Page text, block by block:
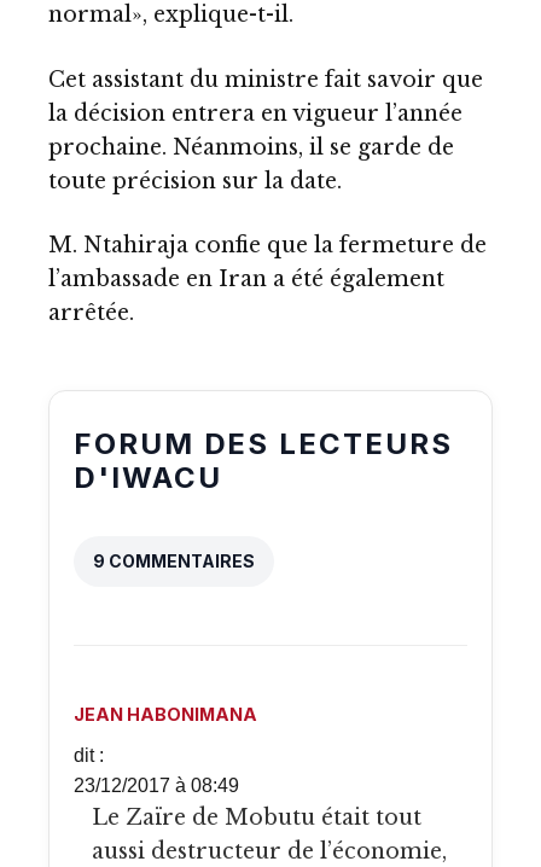
normal», explique-t-il.
Cet assistant du ministre fait savoir que
la décision entrera en vigueur l’année
prochaine. Néanmoins, il se garde de
toute précision sur la date.
M. Ntahiraja confie que la fermeture de
l’ambassade en Iran a été également
arrêtée.
FORUM DES LECTEURS
D'IWACU
9 COMMENTAIRES
JEAN HABONIMANA
dit :
23/12/2017 à 08:49
Le Zaïre de Mobutu était tout
aussi destructeur de l’économie,